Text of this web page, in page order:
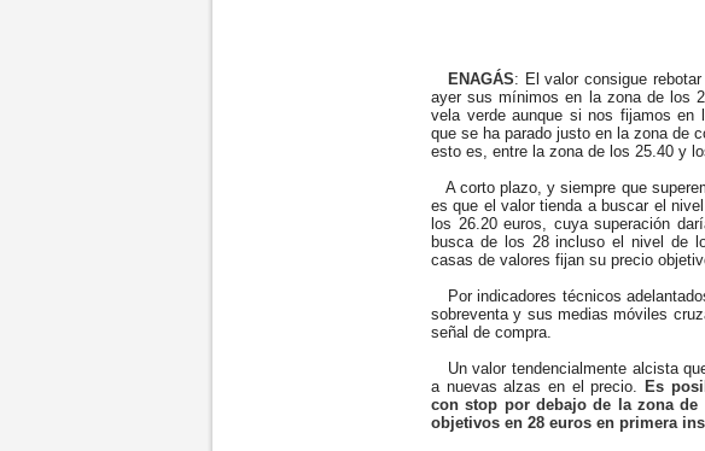
ENAGÁS: El valor consigue
ayer sus mínimos en la zona de los
vela verde aunque si nos fijamos en
que se ha parado justo en la zona de
esto es, entre la zona de los 25.40 y
A corto plazo, y siempre que
es que el valor tienda a buscar el
los 26.20 euros, cuya superación
busca de los 28 incluso el nivel de
casas de valores fijan su precio
Por indicadores técnicos
sobreventa y sus medias móviles
señal de compra.
Un valor tendencialmente alcista
a nuevas alzas en el precio. Es
con stop por debajo de la zona
objetivos en 28 euros en primera